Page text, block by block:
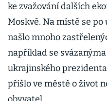
ke zvažování dalších
Moskvě. Na místě se
našlo mnoho
například se
ukrajinského
přišlo ve městě o život